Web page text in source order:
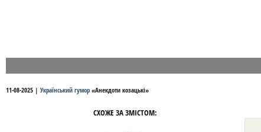
11-08-2025 | Український гумор «Анекдоти козацькі»
СХОЖЕ ЗА ЗМІСТОМ: